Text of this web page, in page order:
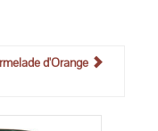
d'Orange